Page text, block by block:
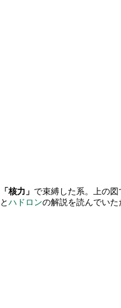
「核力」 で束縛した系。上の
とハドロンの解説を読んでいた